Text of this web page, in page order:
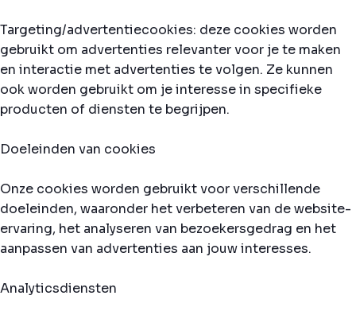
Targeting/advertentiecookies: deze cookies worden
gebruikt om advertenties relevanter voor je te maken
en interactie met advertenties te volgen. Ze kunnen
ook worden gebruikt om je interesse in specifieke
producten of diensten te begrijpen.
Doeleinden van cookies
Onze cookies worden gebruikt voor verschillende
doeleinden, waaronder het verbeteren van de website-
ervaring, het analyseren van bezoekersgedrag en het
aanpassen van advertenties aan jouw interesses.
Analyticsdiensten